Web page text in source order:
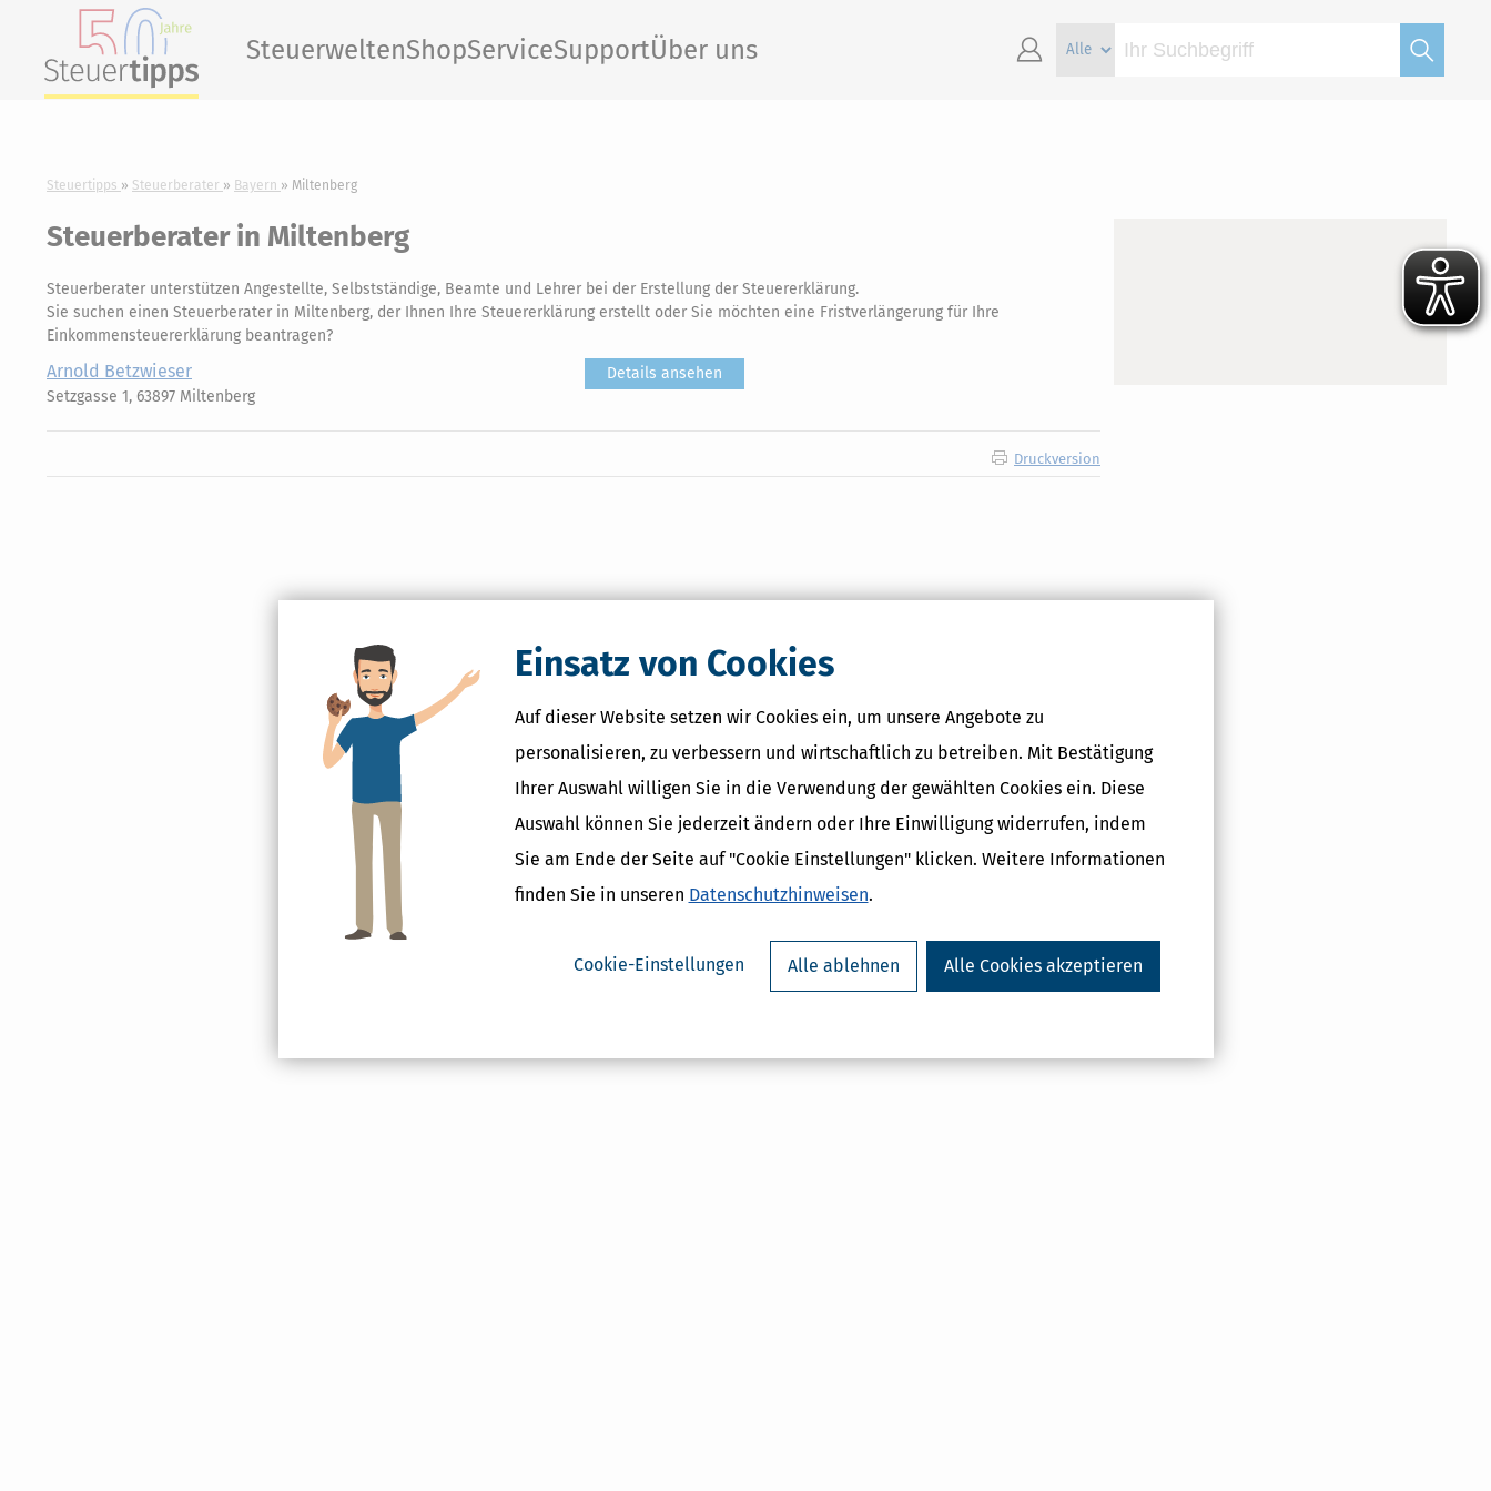
Einsatz von Cookies
Auf dieser Website setzen wir Cookies ein, um unsere Angebote zu
personalisieren, zu verbessern und wirtschaftlich zu betreiben. Mit Bestätigung
Ihrer Auswahl willigen Sie in die Verwendung der gewählten Cookies ein. Diese
Auswahl können Sie jederzeit ändern oder Ihre Einwilligung widerrufen, indem
Sie am Ende der Seite auf "Cookie Einstellungen" klicken. Weitere Informationen
finden Sie in unseren Datenschutzhinweisen.
Cookie-Einstellungen Alle ablehnen Alle Cookies akzeptieren
SteuerweltenShopServiceSupportÜber uns
Steuertipps Steuerberater Bayern Miltenberg
Steuerberater in Miltenberg
Steuerberater unterstützen Angestellte, Selbstständige, Beamte und Lehrer bei der Erstellung der Steuererklärung.
Sie suchen einen Steuerberater in Miltenberg, der Ihnen Ihre Steuererklärung erstellt oder Sie möchten eine Fristverlängerung für Ihre
Einkommensteuererklärung beantragen?
Arnold Betzwieser
Setzgasse 1, 63897 Miltenberg
Details ansehen
Druckversion